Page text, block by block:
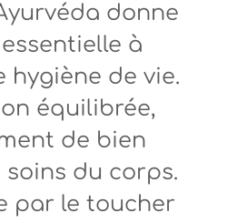
donne
à
hygiène de vie.
équilibrée,
de bien
soins du corps.
par le toucher